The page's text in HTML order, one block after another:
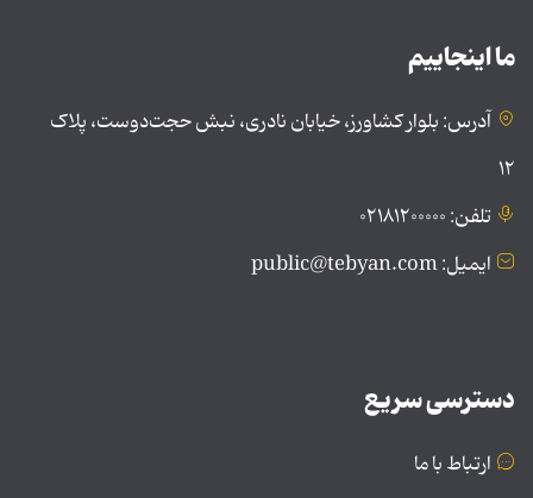
ما اینجاییم
آدرس: بلوار کشاورز، خیابان نادری، نبش حجت‌دوست، پلاک
۱۲
تلفن: ۰۲۱۸۱۲۰۰۰۰۰
ایمیل: public@tebyan.com
دسترسی سریع
ارتباط با ما